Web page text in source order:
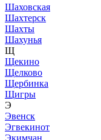
Шаховская
Шахтерск
Шахты
Шахунья
Щ
Щекино
Щелково
Щербинка
Щигры
Э
Эвенск
Эгвекинот
Экимчан